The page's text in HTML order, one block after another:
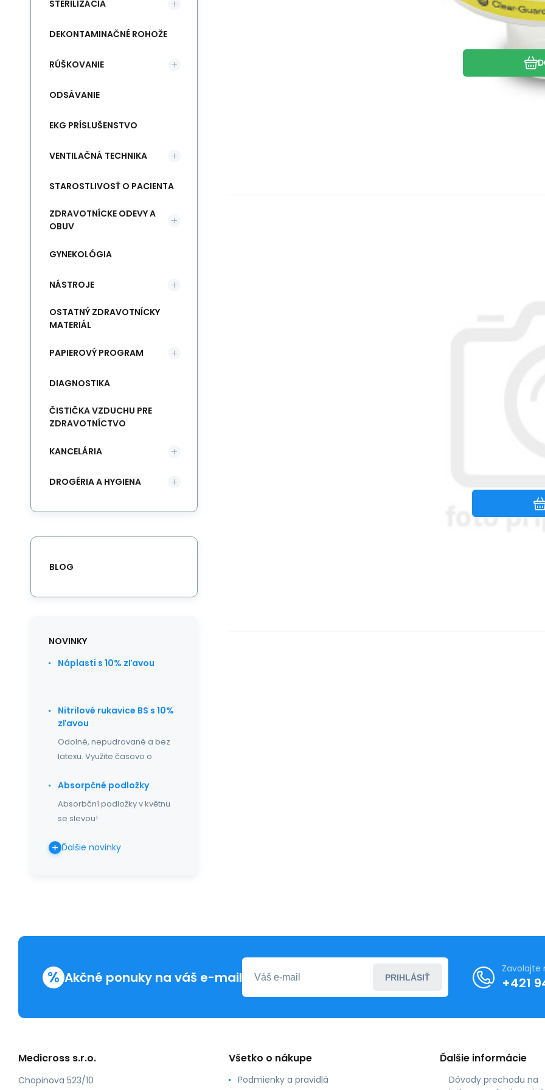
STERILIZÁCIA
DEKONTAMINAČNÉ ROHOŽE
RÚŠKOVANIE
ODSÁVANIE
EKG PRÍSLUŠENSTVO
VENTILAČNÁ TECHNIKA
STAROSTLIVOSŤ O PACIENTA
ZDRAVOTNÍCKE ODEVY A
OBUV
GYNEKOLÓGIA
NÁSTROJE
OSTATNÝ ZDRAVOTNÍCKY
MATERIÁL
PAPIEROVÝ PROGRAM
DIAGNOSTIKA
ČISTIČKA VZDUCHU PRE
ZDRAVOTNÍCTVO
KANCELÁRIA
DROGÉRIA A HYGIENA
BLOG
NOVINKY
Náplasti s 10% zľavou
Nitrilové rukavice BS s 10%
zľavou
Odolné, nepudrované a bez
latexu. Využite časovo o
Absorpčné podložky
Absorbční podložky v květnu
se slevou!
Ďalšie novinky
% Akčné ponuky na váš e-mail PRIHLÁSIŤ
Zavolajte
+421
Medicross s.r.o.
Chopinova 523/10
Všetko o nákupe
Podmienky a pravidlá
Ďalšie informácie
Dôvody prechodu na